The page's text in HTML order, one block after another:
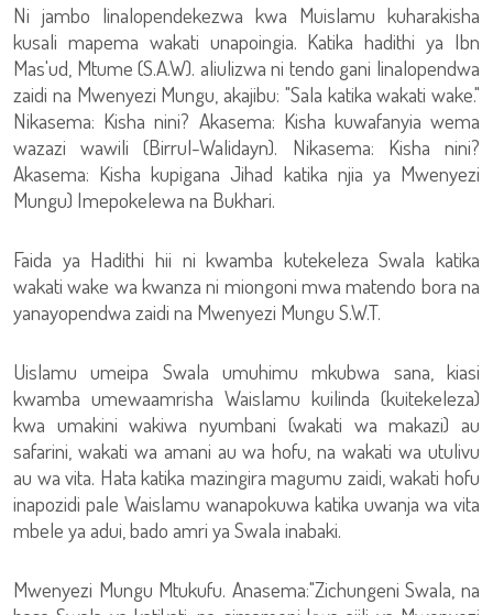
Ni jambo linalopendekezwa kwa Muislamu kuharakisha
kusali mapema wakati unapoingia. Katika hadithi ya Ibn
Mas'ud, Mtume (S.A.W). aliulizwa ni tendo gani linalopendwa
zaidi na Mwenyezi Mungu, akajibu: "Sala katika wakati wake."
Nikasema: Kisha nini? Akasema: Kisha kuwafanyia wema
wazazi wawili (Birrul-Walidayn). Nikasema: Kisha nini?
Akasema: Kisha kupigana Jihad katika njia ya Mwenyezi
Mungu) Imepokelewa na Bukhari.
Faida ya Hadithi hii ni kwamba kutekeleza Swala katika
wakati wake wa kwanza ni miongoni mwa matendo bora na
yanayopendwa zaidi na Mwenyezi Mungu S.W.T.
Uislamu umeipa Swala umuhimu mkubwa sana, kiasi
kwamba umewaamrisha Waislamu kuilinda (kuitekeleza)
kwa umakini wakiwa nyumbani (wakati wa makazi) au
safarini, wakati wa amani au wa hofu, na wakati wa utulivu
au wa vita. Hata katika mazingira magumu zaidi, wakati hofu
inapozidi pale Waislamu wanapokuwa katika uwanja wa vita
mbele ya adui, bado amri ya Swala inabaki.
Mwenyezi Mungu Mtukufu. Anasema:"Zichungeni Swala, na